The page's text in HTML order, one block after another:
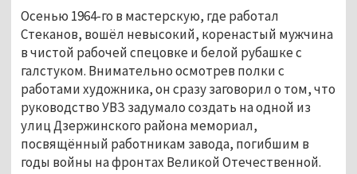
Осенью 1964-го в мастерскую, где работал
Стеканов, вошёл невысокий, коренастый мужчина
в чистой рабочей спецовке и белой рубашке с
галстуком. Внимательно осмотрев полки с
работами художника, он сразу заговорил о том, что
руководство УВЗ задумало создать на одной из
улиц Дзержинского района мемориал,
посвящённый работникам завода, погибшим в
годы войны на фронтах Великой Отечественной.